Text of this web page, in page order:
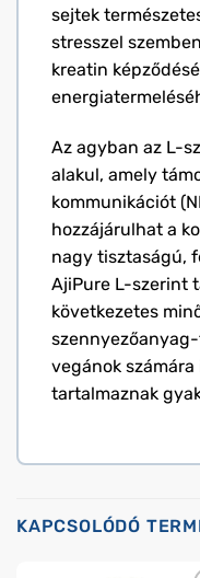
sejtek
stresszel
kreatin
Az agyban az L-
alakul, amely
kommunikációt
hozzájárulhat a
nagy tisztaságú,
AjiPure L-szerint
következetes
vegánok számára
tartalmaznak
KAPCSOLÓDÓ